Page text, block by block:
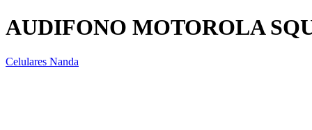
AUDIFONO MOTOROLA
Celulares Nanda